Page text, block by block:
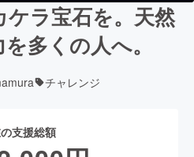
ラ宝石を。天然
多くの人へ。
チャレンジ
支援総額